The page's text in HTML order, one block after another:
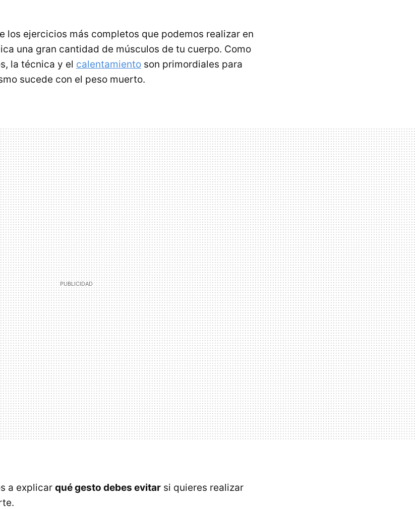
los ejercicios más completos que podemos realizar en
una gran cantidad de músculos de tu cuerpo. Como
la técnica y el calentamiento son primordiales para
sucede con el peso muerto.
a explicar qué gesto debes evitar si quieres realizar